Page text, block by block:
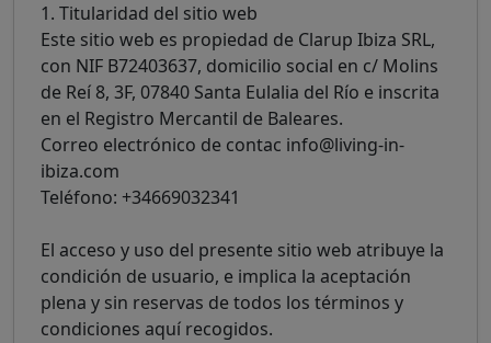
1. Titularidad del sitio web
Este sitio web es propiedad de Clarup Ibiza SRL,
con NIF B72403637, domicilio social en c/ Molins
de Reí 8, 3F, 07840 Santa Eulalia del Río e inscrita
en el Registro Mercantil de Baleares.
Correo electrónico de contac info@living-in-
ibiza.com
Teléfono: +34669032341
El acceso y uso del presente sitio web atribuye la
condición de usuario, e implica la aceptación
plena y sin reservas de todos los términos y
condiciones aquí recogidos.